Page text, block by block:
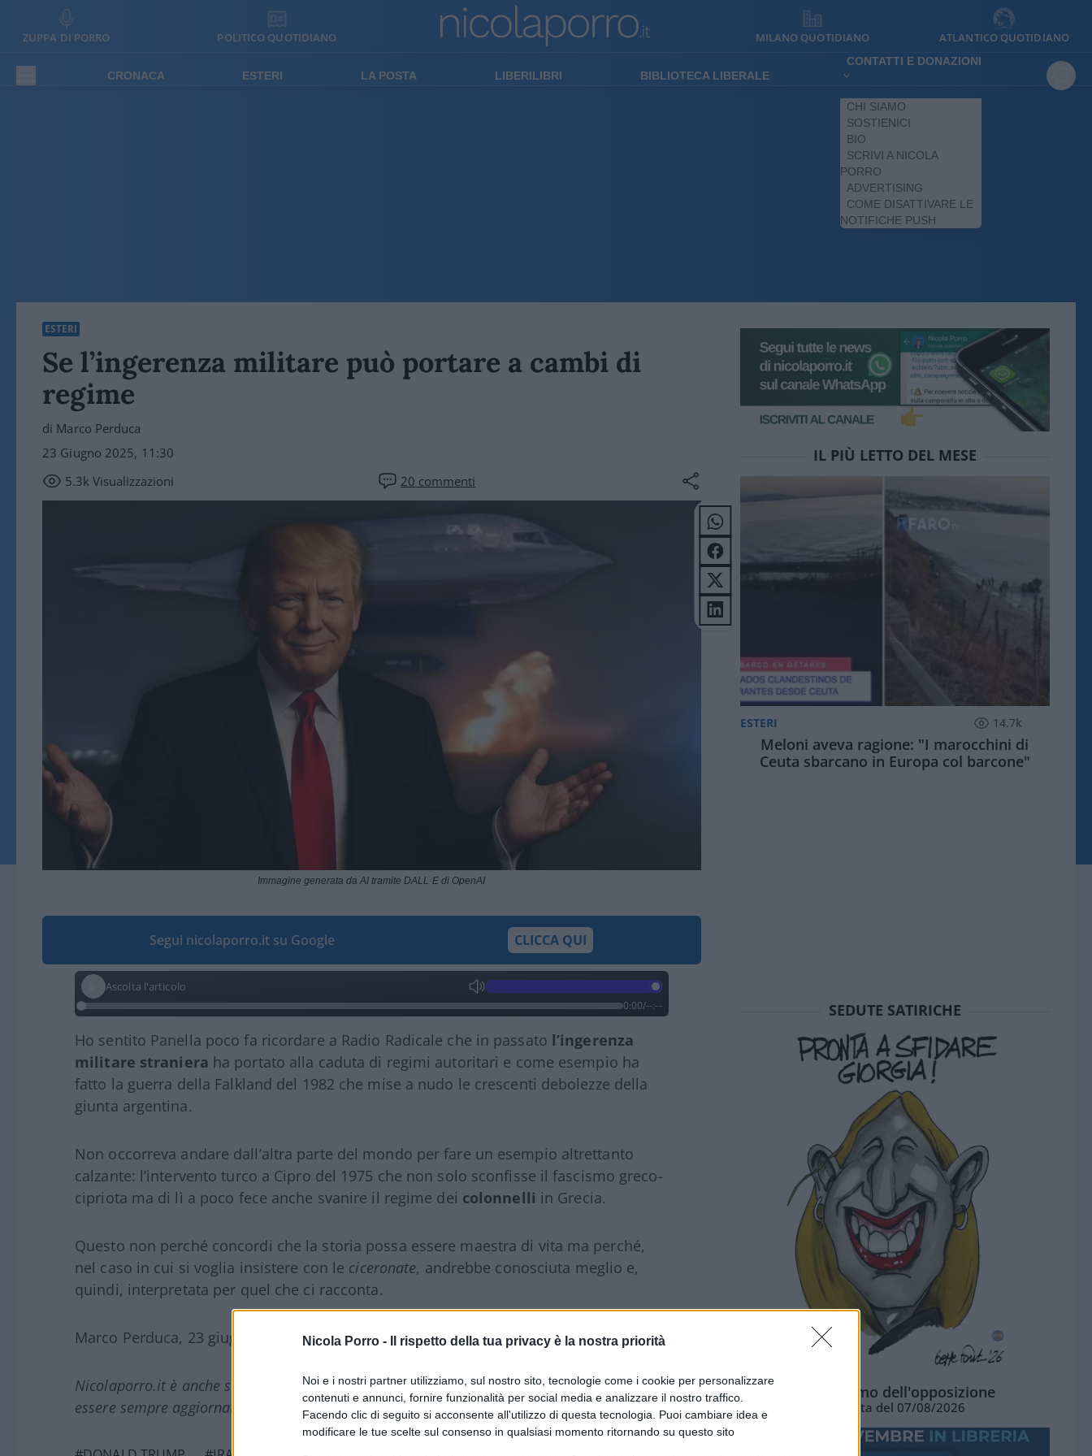
Nicola Porro - Il rispetto della tua privacy è la nostra priorità
Noi e i nostri partner utilizziamo, sul nostro sito, tecnologie come i cookie per personalizzare
contenuti e annunci, fornire funzionalità per social media e analizzare il nostro traffico.
Facendo clic di seguito si acconsente all'utilizzo di questa tecnologia. Puoi cambiare idea e
modificare le tue scelte sul consenso in qualsiasi momento ritornando su questo sito
ZUPPA DI PORRO POLITICO QUOTIDIANO MILANO QUOTIDIANO ATLANTICO QUOTIDIANO
CRONACA ESTERI LA POSTA LIBERILIBRI BIBLIOTECA LIBERALE
CONTATTI E DONAZIONI
CHI SIAMO
SOSTIENICI
BIO
SCRIVI A NICOLA
PORRO
ADVERTISING
COME DISATTIVARE LE
NOTIFICHE PUSH
ESTERI
Se l’ingerenza militare può portare a cambi di
regime
di Marco Perduca
23 Giugno 2025, 11:30
5.3k Visualizzazioni 20 commenti
Immagine generata da AI tramite DALL·E di OpenAI
Segui nicolaporro.it su Google CLICCA QUI
Ascolta l'articolo
0:00/--:--
Ho sentito Panella poco fa ricordare a Radio Radicale che in passato l’ingerenza
militare straniera ha portato alla caduta di regimi autoritari e come esempio ha
fatto la guerra della Falkland del 1982 che mise a nudo le crescenti debolezze della
giunta argentina.
Non occorreva andare dall’altra parte del mondo per fare un esempio altrettanto
calzante: l’intervento turco a Cipro del 1975 che non solo sconfisse il fascismo greco-
cipriota ma di lì a poco fece anche svanire il regime dei colonnelli in Grecia.
Questo non perché concordi che la storia possa essere maestra di vita ma perché,
nel caso in cui si voglia insistere con le ciceronate, andrebbe conosciuta meglio e,
quindi, interpretata per quel che ci racconta.
Marco Perduca, 23 giugno 2025
Nicolaporro.it è anche su Whatsapp. È sufficientecliccare quiper iscriversi al canale ed
essere sempre aggiornati (gratis).
IL PIÙ LETTO DEL MESE
ESTERI 14.7k
Meloni aveva ragione: "I marocchini di
Ceuta sbarcano in Europa col barcone"
SEDUTE SATIRICHE
L'ottimismo dell'opposizione
Vignetta del 07/08/2026